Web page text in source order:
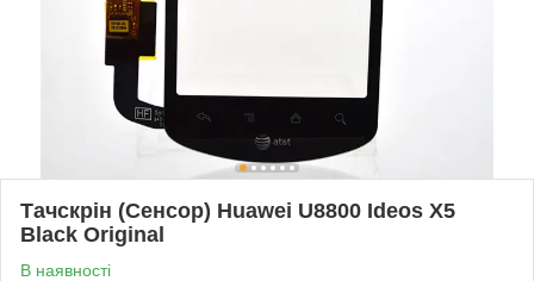
Тачскрін (Сенсор) Huawei U8800 Ideos X5
Black Original
В наявності